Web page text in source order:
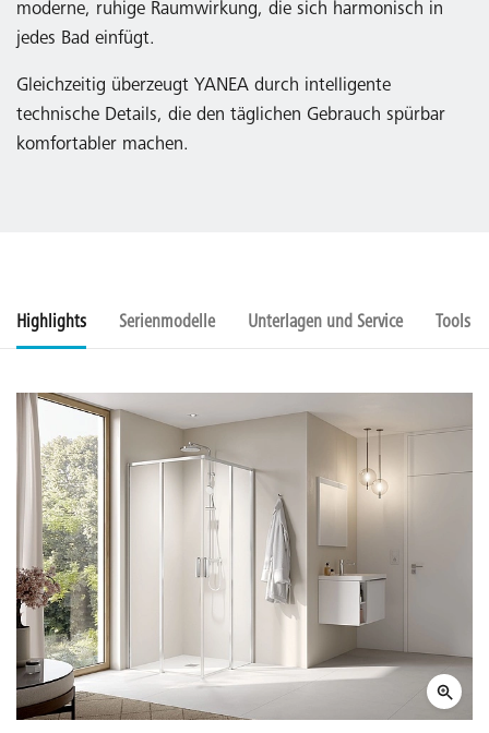
moderne, ruhige Raumwirkung, die sich harmonisch in
jedes Bad einfügt.
Gleichzeitig überzeugt YANEA durch intelligente
technische Details, die den täglichen Gebrauch spürbar
komfortabler machen.
Highlights Serienmodelle Unterlagen und Service Tools